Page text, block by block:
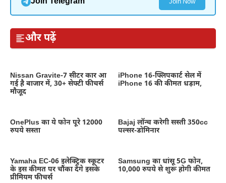
और पढ़ें
Nissan Gravite-7 सीटर कार आ
गई है बाजार में, 30+ सेफ्टी फीचर्स
मौजूद
iPhone 16-फ्लिपकार्ट सेल में
iPhone 16 की कीमत धड़ाम,
OnePlus का ये फोन पूरे 12000
रुपये सस्ता
Bajaj लॉन्च करेगी सस्ती 350cc
पल्सर-डोमिनार
Yamaha EC-06 इलेक्ट्रिक स्कूटर
के इस कीमत पर चौंका देंगे इसके
प्रीमियम फीचर्स
Samsung का धांसू 5G फोन,
10,000 रुपये से शुरू होगी कीमत